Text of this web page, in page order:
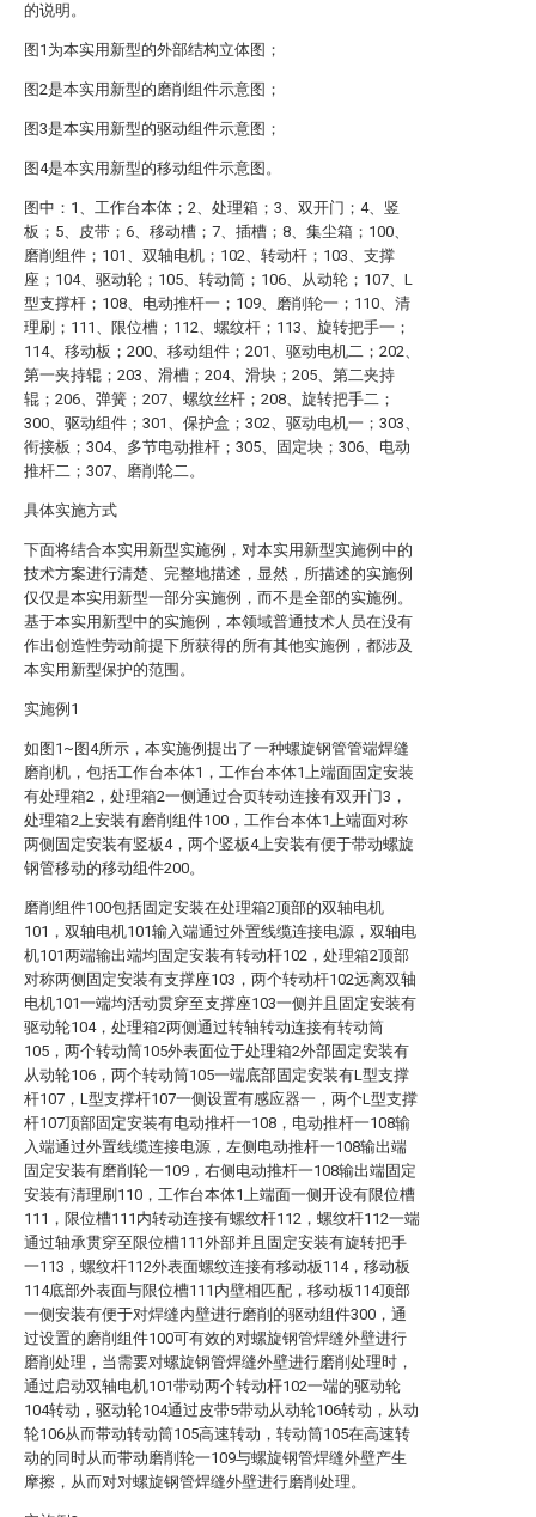
的说明。
图1为本实用新型的外部结构立体图；
图2是本实用新型的磨削组件示意图；
图3是本实用新型的驱动组件示意图；
图4是本实用新型的移动组件示意图。
图中：1、工作台本体；2、处理箱；3、双开门；4、竖
板；5、皮带；6、移动槽；7、插槽；8、集尘箱；100、
磨削组件；101、双轴电机；102、转动杆；103、支撑
座；104、驱动轮；105、转动筒；106、从动轮；107、L
型支撑杆；108、电动推杆一；109、磨削轮一；110、清
理刷；111、限位槽；112、螺纹杆；113、旋转把手一；
114、移动板；200、移动组件；201、驱动电机二；202、
第一夹持辊；203、滑槽；204、滑块；205、第二夹持
辊；206、弹簧；207、螺纹丝杆；208、旋转把手二；
300、驱动组件；301、保护盒；302、驱动电机一；303、
衔接板；304、多节电动推杆；305、固定块；306、电动
推杆二；307、磨削轮二。
具体实施方式
下面将结合本实用新型实施例，对本实用新型实施例中的
技术方案进行清楚、完整地描述，显然，所描述的实施例
仅仅是本实用新型一部分实施例，而不是全部的实施例。
基于本实用新型中的实施例，本领域普通技术人员在没有
作出创造性劳动前提下所获得的所有其他实施例，都涉及
本实用新型保护的范围。
实施例1
如图1~图4所示，本实施例提出了一种螺旋钢管管端焊缝
磨削机，包括工作台本体1，工作台本体1上端面固定安装
有处理箱2，处理箱2一侧通过合页转动连接有双开门3，
处理箱2上安装有磨削组件100，工作台本体1上端面对称
两侧固定安装有竖板4，两个竖板4上安装有便于带动螺旋
钢管移动的移动组件200。
磨削组件100包括固定安装在处理箱2顶部的双轴电机
101，双轴电机101输入端通过外置线缆连接电源，双轴电
机101两端输出端均固定安装有转动杆102，处理箱2顶部
对称两侧固定安装有支撑座103，两个转动杆102远离双轴
电机101一端均活动贯穿至支撑座103一侧并且固定安装有
驱动轮104，处理箱2两侧通过转轴转动连接有转动筒
105，两个转动筒105外表面位于处理箱2外部固定安装有
从动轮106，两个转动筒105一端底部固定安装有L型支撑
杆107，L型支撑杆107一侧设置有感应器一，两个L型支撑
杆107顶部固定安装有电动推杆一108，电动推杆一108输
入端通过外置线缆连接电源，左侧电动推杆一108输出端
固定安装有磨削轮一109，右侧电动推杆一108输出端固定
安装有清理刷110，工作台本体1上端面一侧开设有限位槽
111，限位槽111内转动连接有螺纹杆112，螺纹杆112一端
通过轴承贯穿至限位槽111外部并且固定安装有旋转把手
一113，螺纹杆112外表面螺纹连接有移动板114，移动板
114底部外表面与限位槽111内壁相匹配，移动板114顶部
一侧安装有便于对焊缝内壁进行磨削的驱动组件300，通
过设置的磨削组件100可有效的对螺旋钢管焊缝外壁进行
磨削处理，当需要对螺旋钢管焊缝外壁进行磨削处理时，
通过启动双轴电机101带动两个转动杆102一端的驱动轮
104转动，驱动轮104通过皮带5带动从动轮106转动，从动
轮106从而带动转动筒105高速转动，转动筒105在高速转
动的同时从而带动磨削轮一109与螺旋钢管焊缝外壁产生
摩擦，从而对对螺旋钢管焊缝外壁进行磨削处理。